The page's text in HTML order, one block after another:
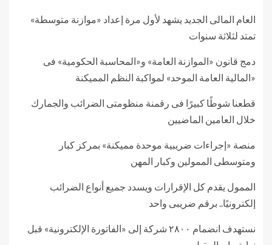
العام المالى الجديد يشهد لأول مرة إعداد «موازنة متوسطة»
تمتد لثلاثة سنوات
دمج قانون «الموازنة العامة» و«المحاسبة الحكومية» فى
«المالية العامة الموحد» لمواكبة النظم المميكنة
قطعنا شوطًا كبيرًا فى رقمنة منظومتى الضرائب والجمارك
خلال العامين الماضيين
منصة «إجراءات ضريبية موحدة مميكنة» بمركز كبار
ومتوسطى الممولين وكبار المهن
الممول يقدم كل الإقرارات ويسدد جميع أنواع الضرائب
إلكترونيًا.. برقم ضريبى واحد
نستهدف انضمام ٢٨٠٠ شركة إلى «الفاتورة الإلكترونية» قبل